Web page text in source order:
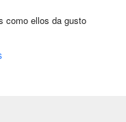
como ellos da gusto